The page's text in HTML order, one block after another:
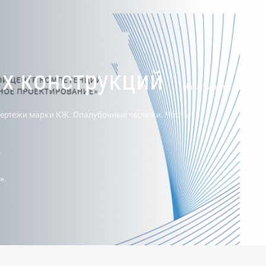
конструкций Начальный
марки КЖ. Опалубочные чертежи. Часть 1